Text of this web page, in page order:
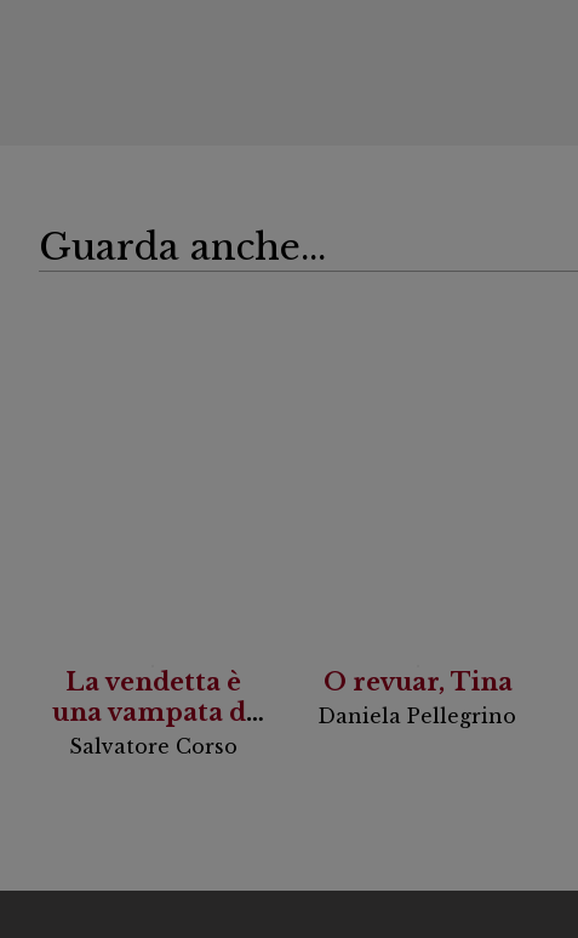
Guarda anche...
La vendetta è
una vampata di
scirocco
Salvatore Corso
O revuar, Tina
Daniela Pellegrino